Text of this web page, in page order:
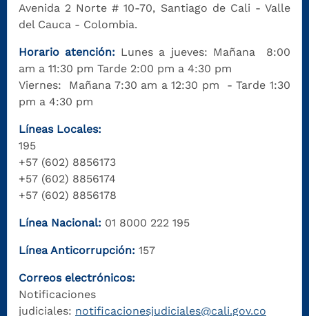
Avenida 2 Norte # 10-70, Santiago de Cali - Valle
del Cauca - Colombia.
Horario atención: Lunes a jueves: Mañana 8:00
am a 11:30 pm Tarde 2:00 pm a 4:30 pm
Viernes: Mañana 7:30 am a 12:30 pm - Tarde 1:30
pm a 4:30 pm
Líneas Locales:
195
+57 (602) 8856173
+57 (602) 8856174
+57 (602) 8856178
Línea Nacional: 01 8000 222 195
Línea Anticorrupción: 157
Correos electrónicos:
Notificaciones
judiciales: notificacionesjudiciales@cali.gov.co